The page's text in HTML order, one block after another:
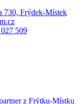
730, Frýdek-Místek
509